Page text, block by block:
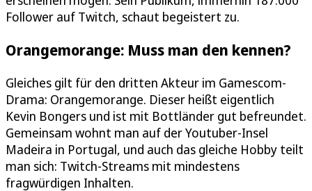
Follower auf Twitch, schaut begeistert zu.
Orangemorange: Muss man den kennen?
Gleiches gilt für den dritten Akteur im Gamescom-
Drama: Orangemorange. Dieser heißt eigentlich
Kevin Bonger️s️️ und ist mit Bottländer gut befreundet.
Gemeinsam wohnt man auf der Youtuber-Insel
Madeira in Portugal, und auch das gleiche Hobby teilt
man sich: Twitch-Streams mit mindestens
fragwürdigen Inhalten.